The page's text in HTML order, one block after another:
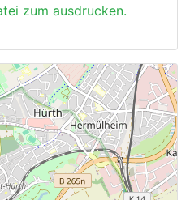
zum ausdrucken.